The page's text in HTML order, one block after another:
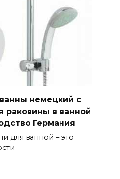
немецкий с
раковины в ванной
Германия
для ванной – это